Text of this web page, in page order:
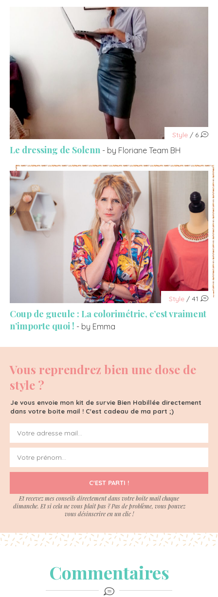
Style / 6
Le dressing de Solenn - by Floriane Team BH
Style / 41
Coup de gueule : La colorimétrie, c’est vraiment
n’importe quoi ! - by Emma
Vous reprendrez bien une dose de
style ?
Je vous envoie mon kit de survie Bien Habillée directement
dans votre boite mail ! C'est cadeau de ma part ;)
C'EST PARTI !
Et recevez mes conseils directement dans votre boite mail chaque
dimanche. Et si cela ne vous plait pas ? Pas de problème, vous pouvez
vous désinscrire en un clic !
Commentaires